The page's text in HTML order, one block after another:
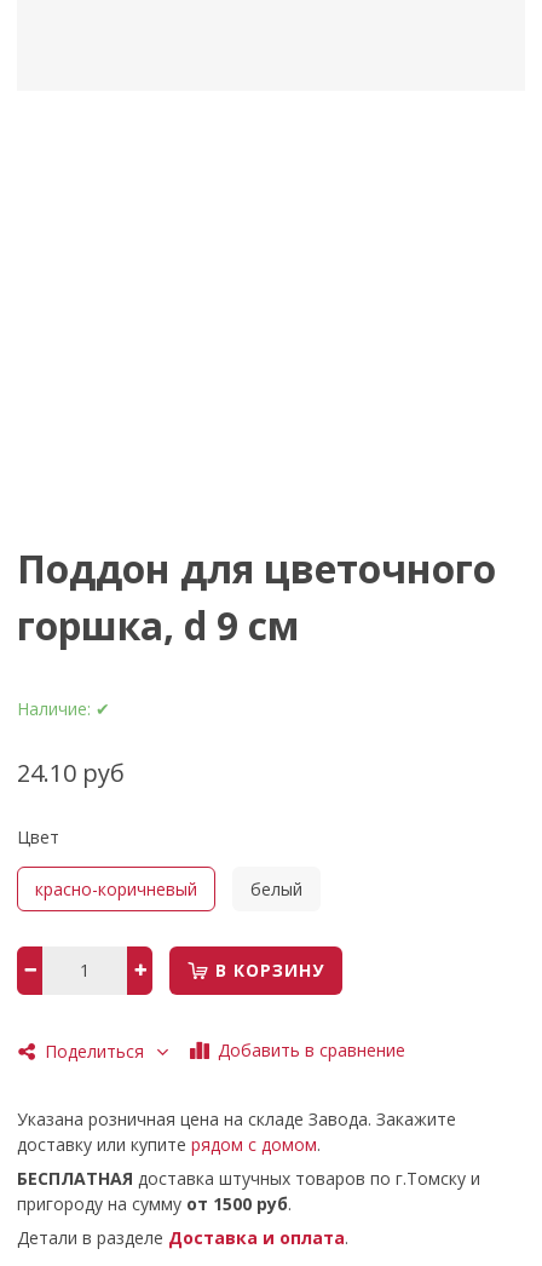
Поддон для цветочного
горшка, d 9 см
Наличие: ✔
24.10 руб
Цвет
красно-коричневый белый
В КОРЗИНУ
Поделиться Добавить в сравнение
Указана розничная цена на складе Завода. Закажите
доставку или купитерядом с домом.
БЕСПЛАТНАЯ доставка штучных товаров по г.Томску и
пригороду на сумму от 1500 руб.
Детали в разделе Доставка и оплата.